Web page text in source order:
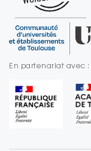
En partenariat avec :